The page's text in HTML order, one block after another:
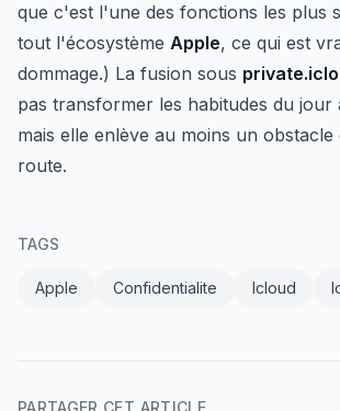
que c'est l'une des fonctions les plus
tout l'écosystème Apple, ce qui est
dommage.) La fusion sous
pas transformer les habitudes du jour
mais elle enlève au moins un
route.
TAGS
Apple Confidentialite Icloud
PARTAGER CET ARTICLE